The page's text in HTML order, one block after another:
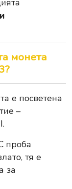
монета
е посветена
–
проба
тя е
за